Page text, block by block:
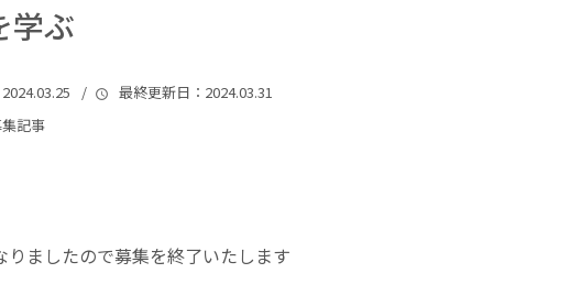
学ぶ
2024.03.25 / 最終更新日 ：2024.03.31
記事
ましたので募集を終了いたします